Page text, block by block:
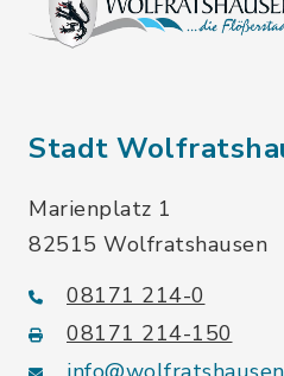
Stadt
Marienplatz 1
82515 Wolfratshausen
08171 214-0
08171 214-150